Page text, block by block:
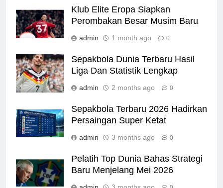
Klub Elite Eropa Siapkan
Perombakan Besar Musim Baru
admin 1 month ago 0
Sepakbola Dunia Terbaru Hasil
Liga Dan Statistik Lengkap
admin 2 months ago 0
Sepakbola Terbaru 2026 Hadirkan
Persaingan Super Ketat
admin 3 months ago 0
Pelatih Top Dunia Bahas Strategi
Baru Menjelang Mei 2026